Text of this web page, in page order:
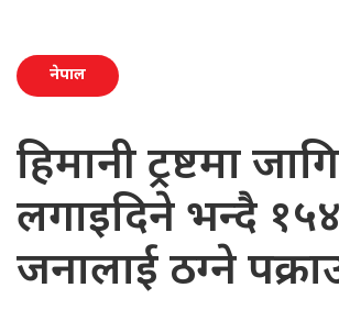
नेपाल
हिमानी ट्रष्टमा
लगाइदिने भन्दै १५४
जनालाई ठग्ने